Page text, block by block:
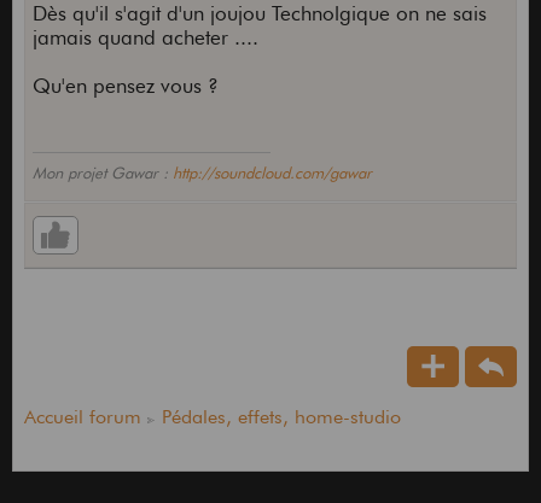
Dès qu'il s'agit d'un joujou Technolgique on ne sais
jamais quand acheter ....
Qu'en pensez vous ?
Mon projet Gawar : http://soundcloud.com/gawar
Accueil forum Pédales, effets, home-studio